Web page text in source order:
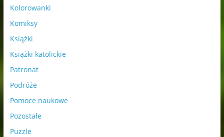
Kolorowanki
Komiksy
Książki
Książki katolickie
Patronat
Podróże
Pomoce naukowe
Pozostałe
Puzzle